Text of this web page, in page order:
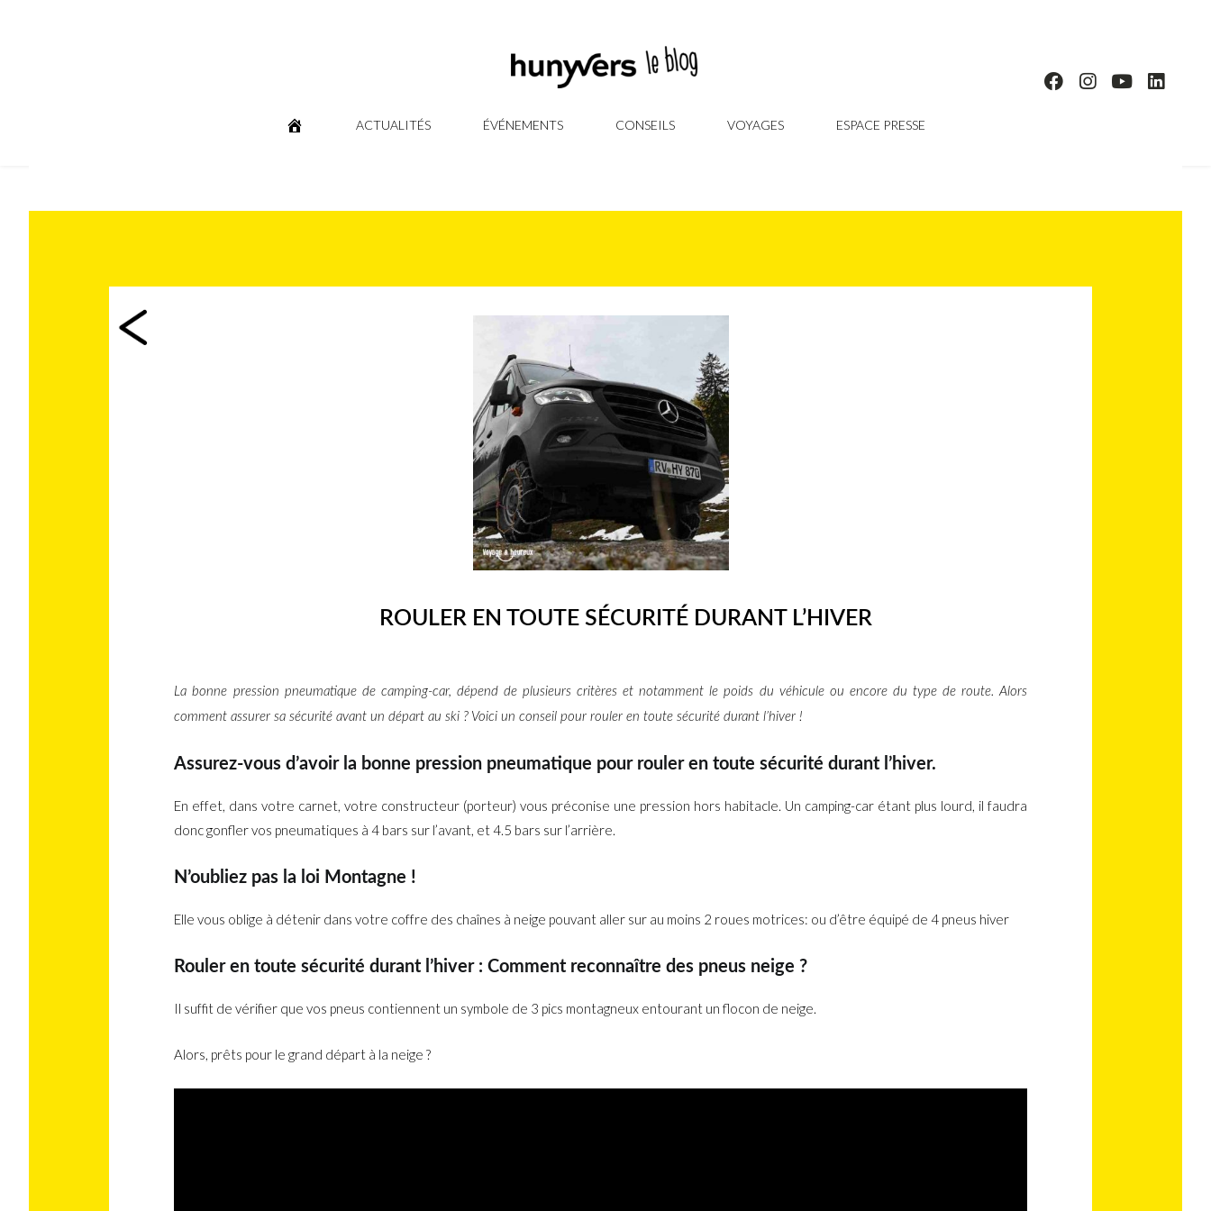
ACTUALITÉS ÉVÉNEMENTS CONSEILS VOYAGES ESPACE PRESSE
ROULER EN TOUTE SÉCURITÉ DURANT L’HIVER
La bonne pression pneumatique de camping-car, dépend de plusieurs critères et notamment le poids du véhicule ou encore du type de route. Alors
comment assurer sa sécurité avant un départ au ski ? Voici un conseil pour rouler en toute sécurité durant l’hiver !
Assurez-vous d’avoir la bonne pression pneumatique pour rouler en toute sécurité durant l’hiver.
En effet, dans votre carnet, votre constructeur (porteur) vous préconise une pression hors habitacle. Un camping-car étant plus lourd, il faudra
donc gonfler vos pneumatiques à 4 bars sur l’avant, et 4.5 bars sur l’arrière.
N’oubliez pas la loi Montagne !
Elle vous oblige à détenir dans votre coffre des chaînes à neige pouvant aller sur au moins 2 roues motrices: ou d’être équipé de 4 pneus hiver
Rouler en toute sécurité durant l’hiver : Comment reconnaître des pneus neige ?
Il suffit de vérifier que vos pneus contiennent un symbole de 3 pics montagneux entourant un flocon de neige.
Alors, prêts pour le grand départ à la neige ?